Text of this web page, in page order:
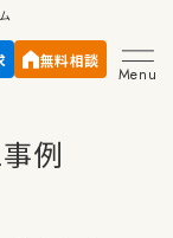
無料相談
Menu
例